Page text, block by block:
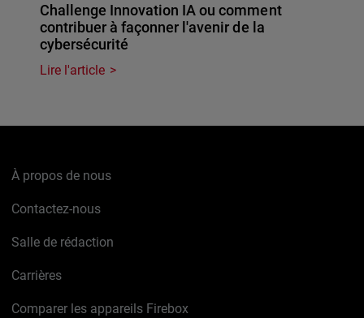
Challenge Innovation IA ou comment
contribuer à façonner l'avenir de la
cybersécurité
Lire l'article
À propos de nous
Contactez-nous
Salle de rédaction
Carrières
Comparer les appareils Firebox